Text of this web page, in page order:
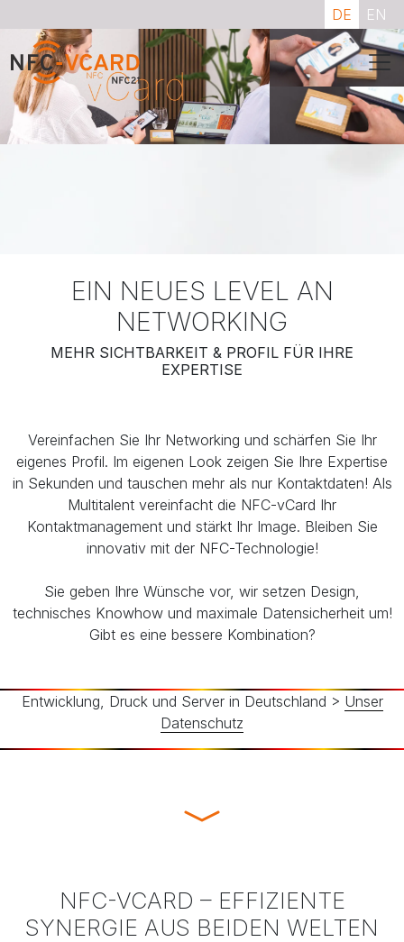
DE EN
EIN NEUES LEVEL AN
NETWORKING
MEHR SICHTBARKEIT & PROFIL FÜR IHRE
EXPERTISE
Vereinfachen Sie Ihr Networking und schärfen Sie Ihr
eigenes Profil. Im eigenen Look zeigen Sie Ihre Expertise
in Sekunden und tauschen mehr als nur Kontaktdaten! Als
Multitalent vereinfacht die NFC-vCard Ihr
Kontaktmanagement und stärkt Ihr Image. Bleiben Sie
innovativ mit der NFC-Technologie!
Sie geben Ihre Wünsche vor, wir setzen Design,
technisches Knowhow und maximale Datensicherheit um!
Gibt es eine bessere Kombination?
Entwicklung, Druck und Server in Deutschland > Unser
Datenschutz
NFC-VCARD – EFFIZIENTE
SYNERGIE AUS BEIDEN WELTEN